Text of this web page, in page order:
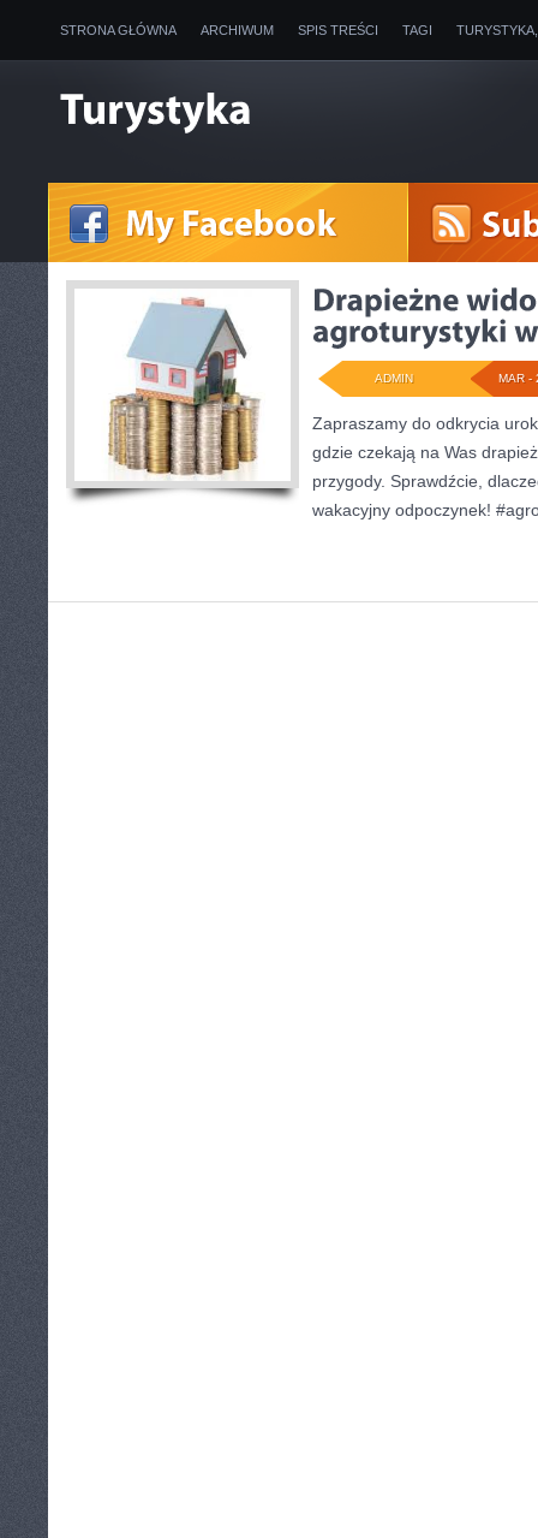
STRONA GŁÓWNA ARCHIWUM SPIS TREŚCI TAGI
MAR -
ADMIN
Zapraszamy do odkrycia
gdzie czekają na Was
przygody. Sprawdźcie,
wakacyjny odpoczynek!